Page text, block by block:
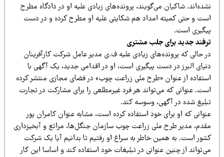
شاکیان می‌گویند، پرونده‌‌های زیادی علیه او در دادگاه مطرح
و حتی کمیته امداد هم شکایتی علیه او مطرح کرده و در دست
است.
جدید برای جلب مشتری
حالی که پرونده‌های زیادی علیه ف.ی مدیر عامل شرکت کارآفرینان
البرز در دست پیگیری است، او در اقدامی جدید، یک آگهی‌ با
از عنوان «طرح ملی زراعت چوب» در فضای مجازی منتشر کرده
عنوانی که می‌تواند هر فرد غیر‌مطلعی را برای مشارکت در تجارت
شده در آگهی، وسوسه کند.
که او برای خود استفاده کرده است، مشابه عنوان کامران پور
مدیر طرح ملی زراعت چوب سازمان جنگل‌ها، مراتع و آبخیزداری
است. به همین خاطر به سراغ او رفتیم تا بدانیم آیا یک شرکت
از چنین عنوانی در تبلیغات خود استفاده کند و اساسا این کار